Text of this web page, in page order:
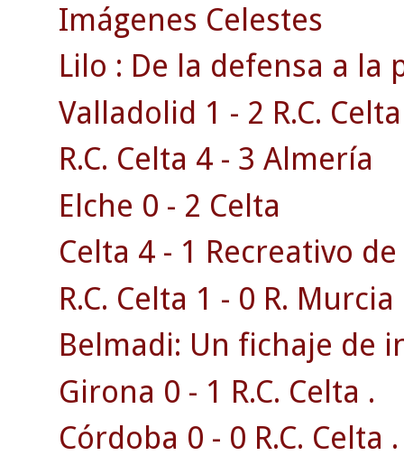
Imágenes Celestes
Lilo : De la defensa a la
Valladolid 1 - 2 R.C. Celta
R.C. Celta 4 - 3 Almería
Elche 0 - 2 Celta
Celta 4 - 1 Recreativo
R.C. Celta 1 - 0 R. Murcia
Belmadi: Un fichaje de
Girona 0 - 1 R.C. Celta .
Córdoba 0 - 0 R.C. Celta .